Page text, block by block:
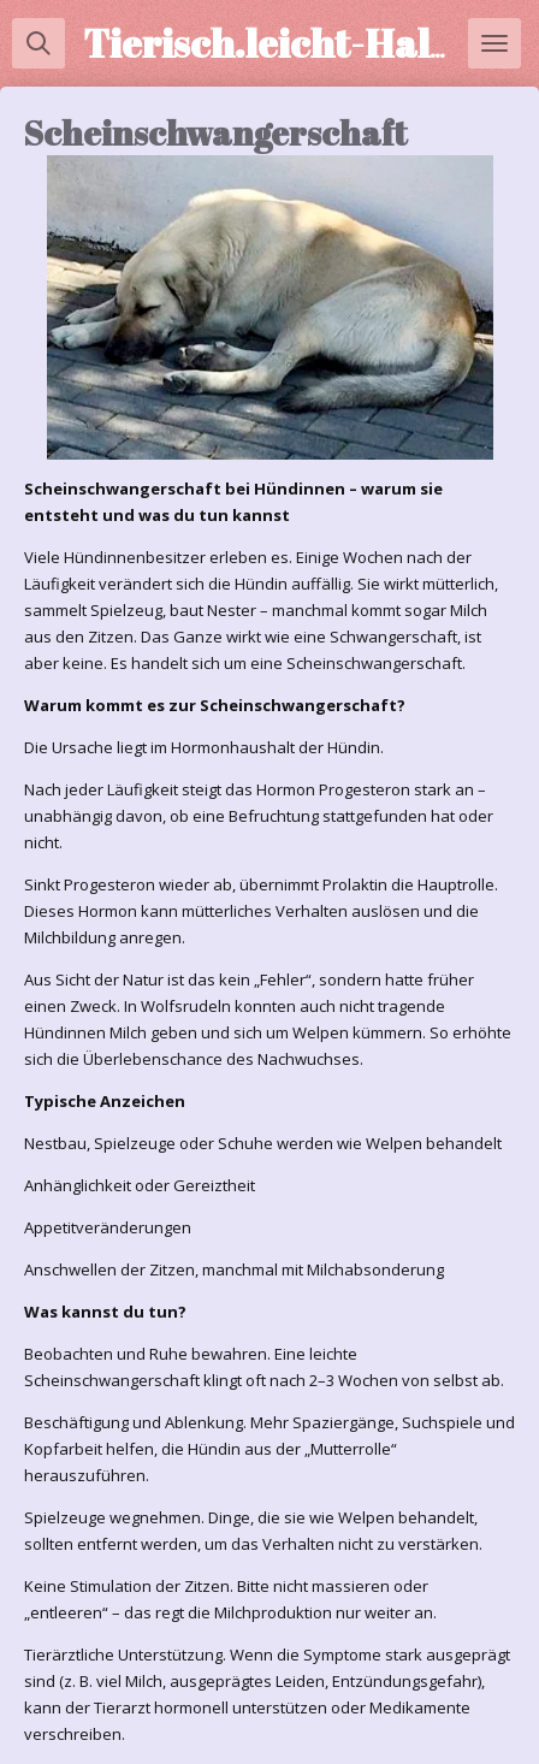
Zum
Hauptinhalt
Tierisch.leicht-Halterberatung
Scheinschwangerschaft
Scheinschwangerschaft bei Hündinnen – warum sie
entsteht und was du tun kannst
Viele Hündinnenbesitzer erleben es. Einige Wochen nach der
Läufigkeit verändert sich die Hündin auffällig. Sie wirkt mütterlich,
sammelt Spielzeug, baut Nester – manchmal kommt sogar Milch
aus den Zitzen. Das Ganze wirkt wie eine Schwangerschaft, ist
aber keine. Es handelt sich um eine Scheinschwangerschaft.
Warum kommt es zur Scheinschwangerschaft?
Die Ursache liegt im Hormonhaushalt der Hündin.
Nach jeder Läufigkeit steigt das Hormon Progesteron stark an –
unabhängig davon, ob eine Befruchtung stattgefunden hat oder
nicht.
Sinkt Progesteron wieder ab, übernimmt Prolaktin die Hauptrolle.
Dieses Hormon kann mütterliches Verhalten auslösen und die
Milchbildung anregen.
Aus Sicht der Natur ist das kein „Fehler“, sondern hatte früher
einen Zweck. In Wolfsrudeln konnten auch nicht tragende
Hündinnen Milch geben und sich um Welpen kümmern. So erhöhte
sich die Überlebenschance des Nachwuchses.
Typische Anzeichen
Nestbau, Spielzeuge oder Schuhe werden wie Welpen behandelt
Anhänglichkeit oder Gereiztheit
Appetitveränderungen
Anschwellen der Zitzen, manchmal mit Milchabsonderung
Was kannst du tun?
Beobachten und Ruhe bewahren. Eine leichte
Scheinschwangerschaft klingt oft nach 2–3 Wochen von selbst ab.
Beschäftigung und Ablenkung. Mehr Spaziergänge, Suchspiele und
Kopfarbeit helfen, die Hündin aus der „Mutterrolle“
herauszuführen.
Spielzeuge wegnehmen. Dinge, die sie wie Welpen behandelt,
sollten entfernt werden, um das Verhalten nicht zu verstärken.
Keine Stimulation der Zitzen. Bitte nicht massieren oder
„entleeren“ – das regt die Milchproduktion nur weiter an.
Tierärztliche Unterstützung. Wenn die Symptome stark ausgeprägt
sind (z. B. viel Milch, ausgeprägtes Leiden, Entzündungsgefahr),
kann der Tierarzt hormonell unterstützen oder Medikamente
verschreiben.